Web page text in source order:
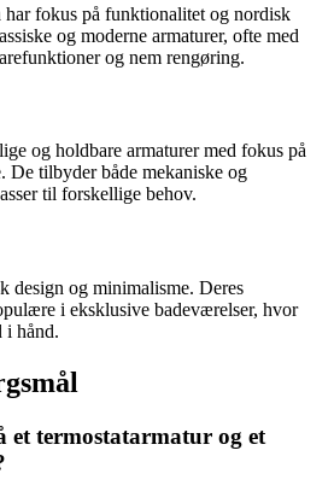
fokus på funktionalitet og nordisk
og moderne armaturer, ofte med
og nem rengøring.
og holdbare armaturer med fokus på
tilbyder både mekaniske og
til forskellige behov.
design og minimalisme. Deres
i eksklusive badeværelser, hvor
i hånd.
et termostatarmatur og et